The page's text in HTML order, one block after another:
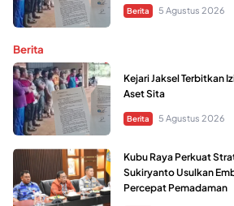
Berita 5 Agustus 2026
Berita
Kejari Jaksel Terbitkan
Aset Sita
Berita 5 Agustus 2026
Kubu Raya Perkuat
Sukiryanto Usulkan
Percepat Pemadaman